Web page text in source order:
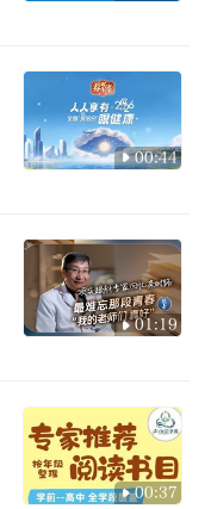
00:44
01:19
00:37